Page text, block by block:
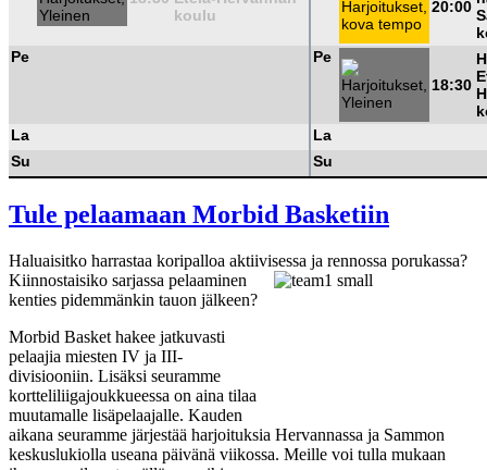
koulu
20:00
Pe
Pe
18:30
La
La
Su
Su
Tule pelaamaan Morbid Basketiin
Haluaisitko harrastaa koripalloa aktiivisessa ja rennossa porukassa?
Kiinnostaisiko sarjassa pelaaminen
kenties pidemmänkin tauon jälkeen?
Morbid Basket hakee jatkuvasti
pelaajia miesten IV ja III-
divisiooniin. Lisäksi seuramme
kortteliliigajoukkueessa on aina tilaa
muutamalle lisäpelaajalle. Kauden
aikana seuramme järjestää harjoituksia Hervannassa ja Sammon
keskuslukiolla useana päivänä viikossa. Meille voi tulla mukaan